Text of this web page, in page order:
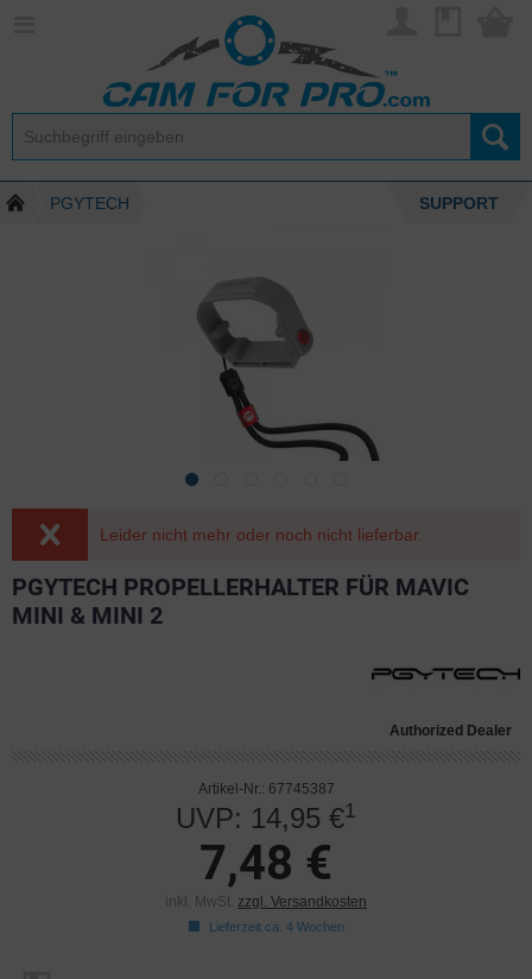
PGYTECH SUPPORT
Leider nicht mehr oder noch nicht lieferbar.
PGYTECH PROPELLERHALTER FÜR MAVIC
MINI & MINI 2
Authorized Dealer
Artikel-Nr.: 67745387
UVP: 14,95 €1
7,48 €
inkl. MwSt. zzgl. Versandkosten
Lieferzeit ca. 4 Wochen